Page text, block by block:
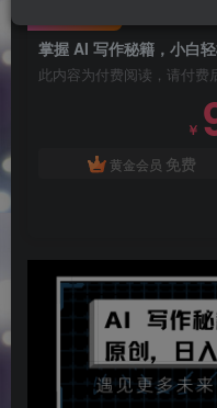
掌握 AI 写作秘籍，小白
此内容为付费阅读，请付费
￥
黄金会员 免费